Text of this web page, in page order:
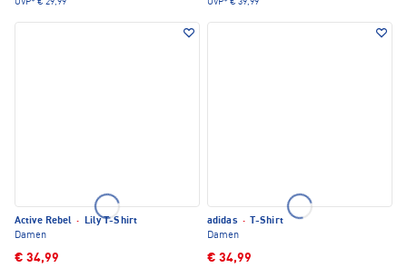
UVP* € 29,99 UVP* € 39,99
Active Rebel ·
Lily T-Shirt
Damen
€ 34,99
adidas ·
T-Shirt
Damen
€ 34,99